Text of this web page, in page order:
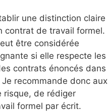
une distinction claire
contrat de travail formel.
être considérée
si elle respecte les
contrats énoncés dans
recommande donc aux
risque, de rédiger
formel par écrit.